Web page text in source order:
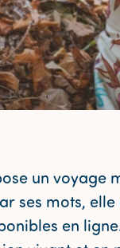
un voyage
ses mots,
en